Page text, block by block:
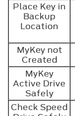
Place Key in
Backup
Location
MyKey not
Created
MyKey
Active Drive
Safely
Check Speed